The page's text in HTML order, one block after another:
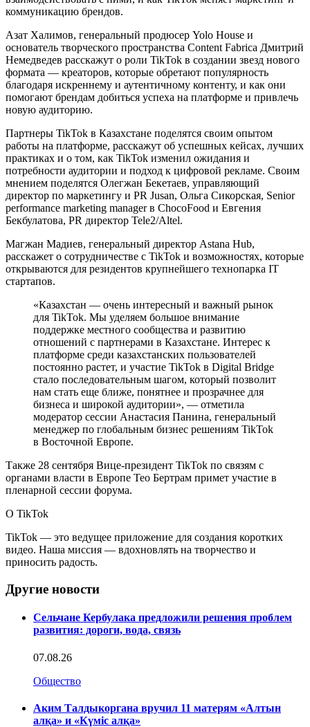
коммуникацию брендов.
Азат Халимов, генеральный продюсер Yolo House и
основатель творческого пространства Content Fabrica Дмитрий
Немедведев расскажут о роли TikTok в создании звезд нового
формата — креаторов, которые обретают популярность
благодаря искреннему и аутентичному контенту, и как они
помогают брендам добиться успеха на платформе и привлечь
новую аудиторию.
Партнеры TikTok в Казахстане поделятся своим опытом
работы на платформе, расскажут об успешных кейсах, лучших
практиках и о том, как TikTok изменил ожидания и
потребности аудитории и подход к цифровой рекламе. Своим
мнением поделятся Олегжан Бекетаев, управляющий
директор по маркетингу и PR Jusan, Ольга Сикорская, Senior
performance marketing manager в ChocoFood и Евгения
Бекбулатова, PR директор Tele2/Altel.
Магжан Мадиев, генеральный директор Astana Hub,
расскажет о сотрудничестве с TikTok и возможностях, которые
открываются для резидентов крупнейшего технопарка IT
стартапов.
«Казахстан — очень интересный и важный рынок
для TikTok. Мы уделяем большое внимание
поддержке местного сообщества и развитию
отношений с партнерами в Казахстане. Интерес к
платформе среди казахстанских пользователей
постоянно растет, и участие TikTok в Digital Bridge
стало последовательным шагом, который позволит
нам стать еще ближе, понятнее и прозрачнее для
бизнеса и широкой аудитории», — отметила
модератор сессии Анастасия Панина, генеральный
менеджер по глобальным бизнес решениям TikTok
в Восточной Европе.
Также 28 сентября Вице-президент TikTok по связям с
органами власти в Европе Тео Бертрам примет участие в
пленарной сессии форума.
О TikTok
TikTok — это ведущее приложение для создания коротких
видео. Наша миссия — вдохновлять на творчество и
приносить радость.
Другие новости
Сельчане Кербулака предложили решения проблем
развития: дороги, вода, связь
07.08.26
Общество
Аким Талдыкоргана вручил 11 матерям «Алтын
алқа» и «Күміс алқа»